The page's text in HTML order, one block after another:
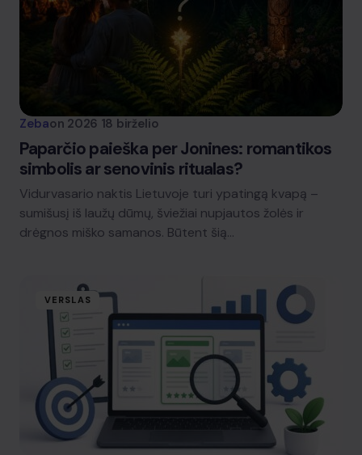
Zebaon 2026 18 birželio
Paparčio paieška per Jonines: romantikos
simbolis ar senovinis ritualas?
Vidurvasario naktis Lietuvoje turi ypatingą kvapą –
sumišusį iš laužų dūmų, šviežiai nupjautos žolės ir
drėgnos miško samanos. Būtent šią…
VERSLAS